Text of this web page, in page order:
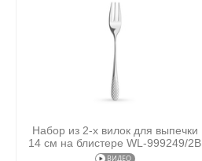
Набор из 2-х вилок для выпечки
14 см на блистере WL‑999249/2B
ВИДЕО